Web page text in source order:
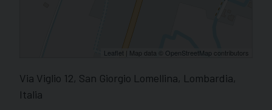
Leaflet | Map data © OpenStreetMap contributors
Via Viglio 12, San Giorgio Lomellina, Lombardia,
Italia